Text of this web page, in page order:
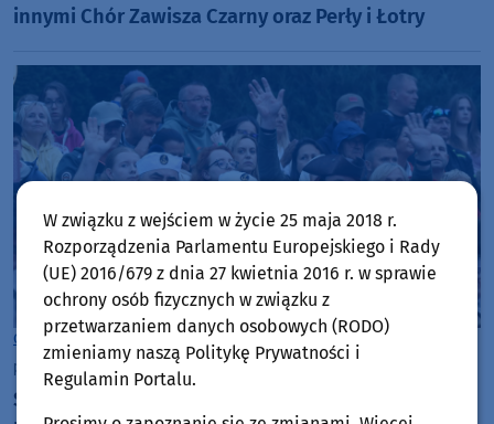
innymi Chór Zawisza Czarny oraz Perły i Łotry
Gmina Chojnice
piątek, 7 sierpnia 2026, 21:15 50
Szanty znów królują w Charzykowach. Ruszył
W związku z wejściem w życie 25 maja 2018 r.
Rozporządzenia Parlamentu Europejskiego i Rady
(UE) 2016/679 z dnia 27 kwietnia 2016 r. w sprawie
ochrony osób fizycznych w związku z
przetwarzaniem danych osobowych (RODO)
zmieniamy naszą Politykę Prywatności i
Regulamin Portalu.